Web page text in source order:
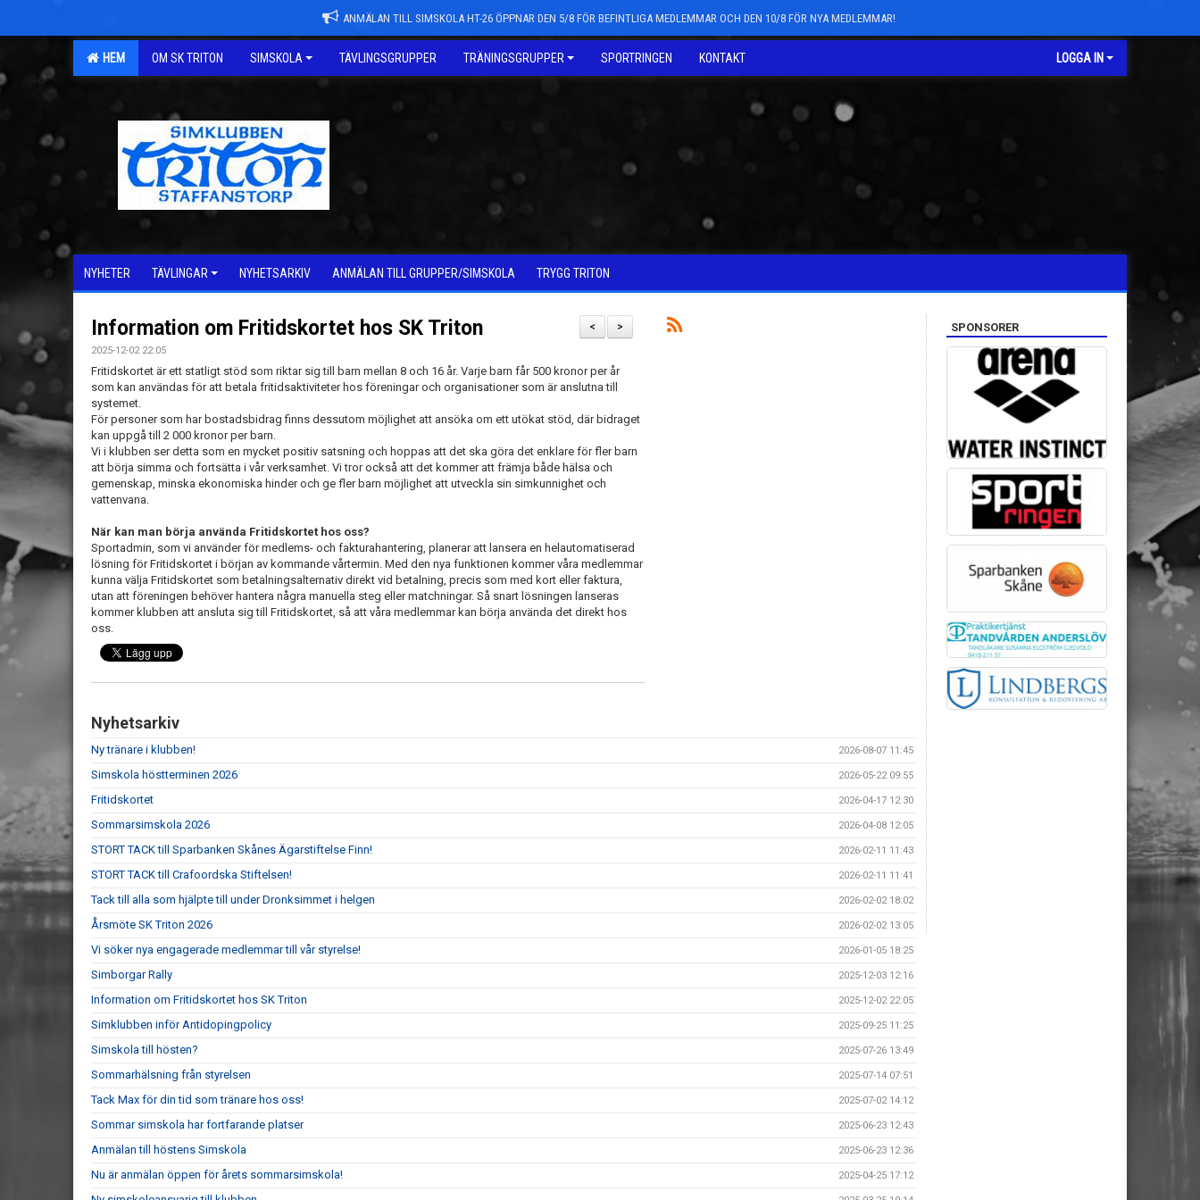
ANMÄLAN TILL SIMSKOLA HT-26 ÖPPNAR DEN 5/8 FÖR BEFINTLIGA MEDLEMMAR OCH DEN 10/8 FÖR NYA MEDLEMMAR!
HEM OM SK TRITON SIMSKOLA TÄVLINGSGRUPPER TRÄNINGSGRUPPER SPORTRINGEN KONTAKT LOGGA IN
NYHETER TÄVLINGAR NYHETSARKIV ANMÄLAN TILL GRUPPER/SIMSKOLA TRYGG TRITON
>
<
Information om Fritidskortet hos SK Triton
2025-12-02 22:05
Fritidskortet är ett statligt stöd som riktar sig till barn mellan 8 och 16 år. Varje barn får 500 kronor per år
som kan användas för att betala fritidsaktiviteter hos föreningar och organisationer som är anslutna till
systemet.
För personer som har bostadsbidrag finns dessutom möjlighet att ansöka om ett utökat stöd, där bidraget
kan uppgå till 2 000 kronor per barn.
Vi i klubben ser detta som en mycket positiv satsning och hoppas att det ska göra det enklare för fler barn
att börja simma och fortsätta i vår verksamhet. Vi tror också att det kommer att främja både hälsa och
gemenskap, minska ekonomiska hinder och ge fler barn möjlighet att utveckla sin simkunnighet och
vattenvana.
När kan man börja använda Fritidskortet hos oss?
Sportadmin, som vi använder för medlems- och fakturahantering, planerar att lansera en helautomatiserad
lösning för Fritidskortet i början av kommande vårtermin. Med den nya funktionen kommer våra medlemmar
kunna välja Fritidskortet som betalningsalternativ direkt vid betalning, precis som med kort eller faktura,
utan att föreningen behöver hantera några manuella steg eller matchningar. Så snart lösningen lanseras
kommer klubben att ansluta sig till Fritidskortet, så att våra medlemmar kan börja använda det direkt hos
oss.
Nyhetsarkiv
Ny tränare i klubben! 2026-08-07 11:45
Simskola höstterminen 2026 2026-05-22 09:55
Fritidskortet 2026-04-17 12:30
Sommarsimskola 2026 2026-04-08 12:05
STORT TACK till Sparbanken Skånes Ägarstiftelse Finn! 2026-02-11 11:43
STORT TACK till Crafoordska Stiftelsen! 2026-02-11 11:41
Tack till alla som hjälpte till under Dronksimmet i helgen 2026-02-02 18:02
Årsmöte SK Triton 2026 2026-02-02 13:05
Vi söker nya engagerade medlemmar till vår styrelse! 2026-01-05 18:25
Simborgar Rally 2025-12-03 12:16
Information om Fritidskortet hos SK Triton 2025-12-02 22:05
Simklubben inför Antidopingpolicy 2025-09-25 11:25
Simskola till hösten? 2025-07-26 13:49
Sommarhälsning från styrelsen 2025-07-14 07:51
Tack Max för din tid som tränare hos oss! 2025-07-02 14:12
Sommar simskola har fortfarande platser 2025-06-23 12:43
Anmälan till höstens Simskola 2025-06-23 12:36
Nu är anmälan öppen för årets sommarsimskola! 2025-04-25 17:12
SPONSORER